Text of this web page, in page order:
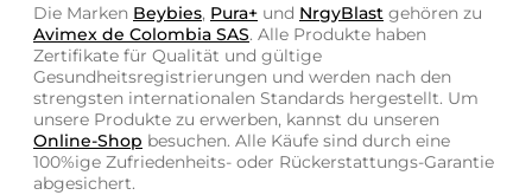
Die Marken Beybies, Pura+ und NrgyBlast gehören zu
Avimex de Colombia SAS. Alle Produkte haben
Zertifikate für Qualität und gültige
Gesundheitsregistrierungen und werden nach den
strengsten internationalen Standards hergestellt. Um
unsere Produkte zu erwerben, kannst du unseren
Online-Shop besuchen. Alle Käufe sind durch eine
100%ige Zufriedenheits- oder Rückerstattungs-Garantie
abgesichert.